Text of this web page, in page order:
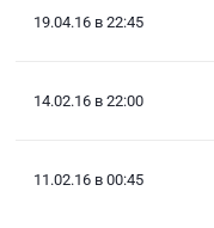
19.04.16 в 22:45
14.02.16 в 22:00
11.02.16 в 00:45